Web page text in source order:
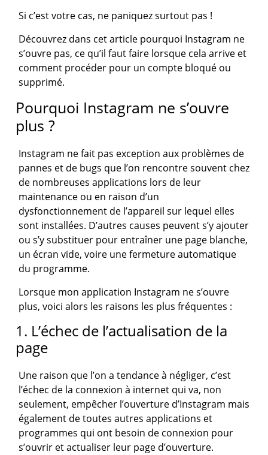
Si c’est votre cas, ne paniquez surtout pas !
Découvrez dans cet article pourquoi Instagram ne
s’ouvre pas, ce qu’il faut faire lorsque cela arrive et
comment procéder pour un compte bloqué ou
supprimé.
Pourquoi Instagram ne s’ouvre
plus ?
Instagram ne fait pas exception aux problèmes de
pannes et de bugs que l’on rencontre souvent chez
de nombreuses applications lors de leur
maintenance ou en raison d’un
dysfonctionnement de l’appareil sur lequel elles
sont installées. D’autres causes peuvent s’y ajouter
ou s’y substituer pour entraîner une page blanche,
un écran vide, voire une fermeture automatique
du programme.
Lorsque mon application Instagram ne s’ouvre
plus, voici alors les raisons les plus fréquentes :
1. L’échec de l’actualisation de la
page
Une raison que l’on a tendance à négliger, c’est
l’échec de la connexion à internet qui va, non
seulement, empêcher l’ouverture d’Instagram mais
également de toutes autres applications et
programmes qui ont besoin de connexion pour
s’ouvrir et actualiser leur page d’ouverture.